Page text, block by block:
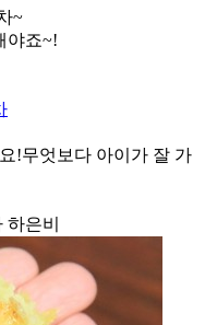
~
야죠~!
!무엇보다 아이가 잘 가
하은비